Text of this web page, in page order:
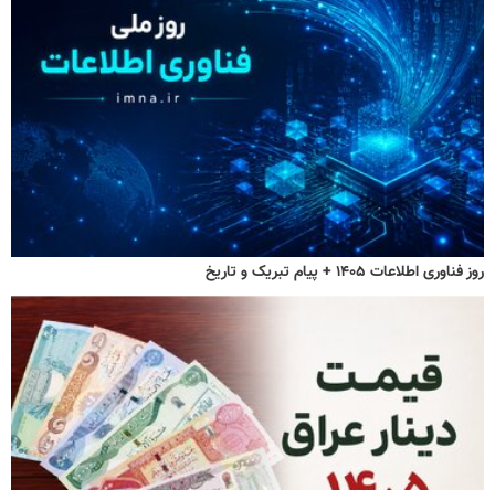
روز فناوری اطلاعات ۱۴۰۵ + پیام تبریک و تاریخ